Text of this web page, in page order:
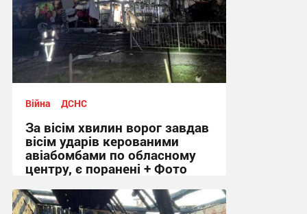
Війна ДСНС
За вісім хвилин ворог завдав
вісім ударів керованими
авіабомбами по обласному
центру, є поранені + Фото
09:18 сьогодні